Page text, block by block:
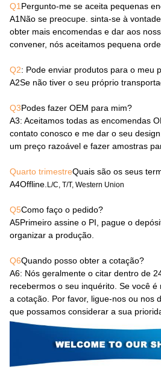
Q1 Pergunto-me se aceita pequenas
A1 Não se preocupe. sinta-se à
obter mais encomendas e dar aos
convener, nós aceitamos pequena
Q2: Pode enviar produtos para o meu
A2Se não tiver o seu próprio
Q3Podes fazer OEM para mim?
A3: Aceitamos todas as encomendas
contato conosco e me dar o seu
um preço razoável e fazer amostras
Quarto trimestreQuais são os seus
A4Offline. L/C, T/T, Western Union
Q5Como faço o pedido?
A5Primeiro assine o PI, pague o
organizar a produção.
Q6Quando posso obter a cotação?
A6: Nós geralmente o citar dentro de
recebermos o seu inquérito. Se você
a cotação. Por favor, ligue-nos ou nos
que possamos considerar a sua